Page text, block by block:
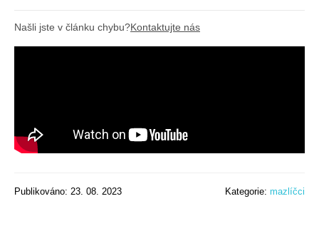
Našli jste v článku chybu?Kontaktujte nás
Publikováno: 23. 08. 2023 Kategorie: mazlíčci